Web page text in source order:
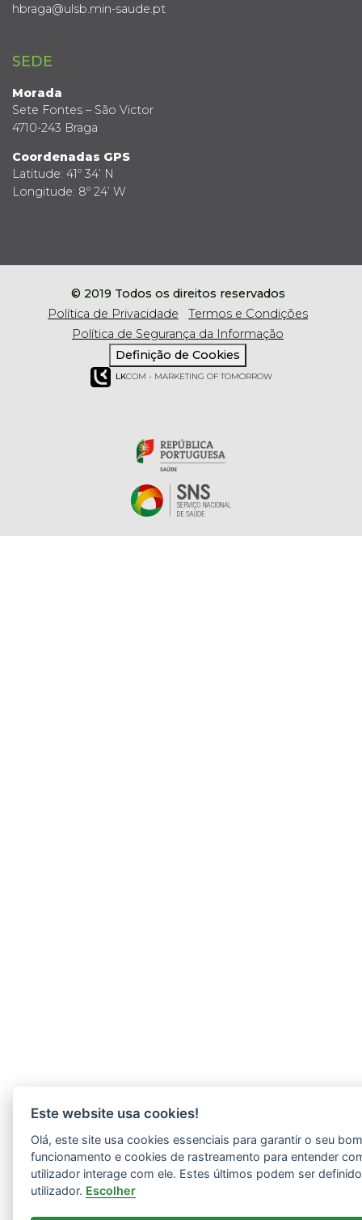
hbraga@ulsb.min-saude.pt
SEDE
Morada
Sete Fontes – São Victor
4710-243 Braga
Coordenadas GPS
Latitude: 41º 34’ N
Longitude: 8º 24’ W
© 2019 Todos os direitos reservados
Política de Privacidade
Termos e Condições
Política de Segurança da Informação
Definição de Cookies
LKCOM - MARKETING OF TOMORROW
Este website usa cookies!
Olá, este site usa cookies essenciais para garantir o seu
funcionamento e cookies de rastreamento para entender
utilizador interage com ele. Estes últimos podem ser
utilizador. Escolher